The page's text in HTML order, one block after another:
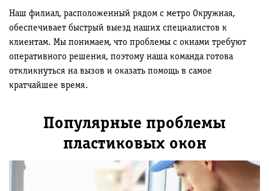
Наш филиал, расположенный рядом с метро Окружная,
обеспечивает быстрый выезд наших специалистов к
клиентам. Мы понимаем, что проблемы с окнами требуют
оперативного решения, поэтому наша команда готова
откликнуться на вызов и оказать помощь в самое
кратчайшее время.
Популярные проблемы
пластиковых окон